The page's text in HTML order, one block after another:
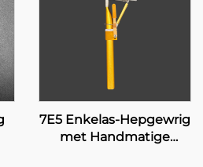
7E5 Enkelas-Hepgewrig
met Handmatige